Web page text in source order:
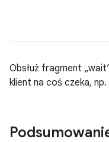
Obsłuż fragment
klient na coś czeka,